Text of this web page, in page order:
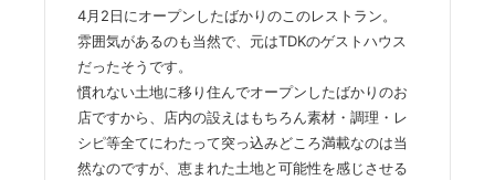
4月2日にオープンしたばかりのこのレストラン。
雰囲気があるのも当然で、元はTDKのゲストハウス
だったそうです。
慣れない土地に移り住んでオープンしたばかりのお
店ですから、店内の設えはもちろん素材・調理・レ
シピ等全てにわたって突っ込みどころ満載なのは当
然なのですが、恵まれた土地と可能性を感じさせる